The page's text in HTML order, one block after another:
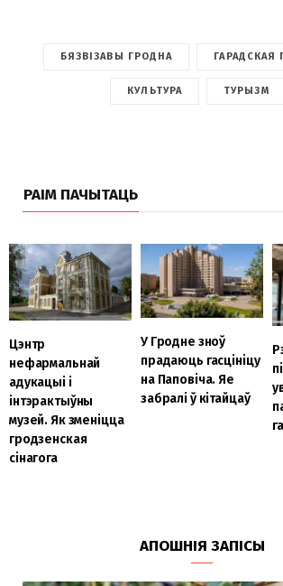
БЯЗВІЗАВЫ ГРОДНА ГАРАДСКАЯ
КУЛЬТУРА ТУРЫЗМ
РАІМ ПАЧЫТАЦЬ
Цэнтр
нефармальнай
адукацыі і
інтэрактыўны
музей. Як зменіцца
гродзенская
сінагога
У Гродне зноў
прадаюць гасцініцу
на Паповіча. Яе
забралі ў кітайцаў
АПОШНІЯ ЗАПІСЫ